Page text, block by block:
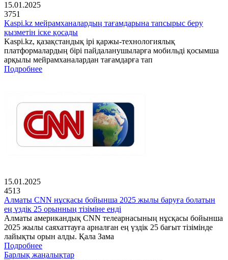
15.01.2025
3751
Kaspi.kz мейрамханалардың тағамдарына тапсырыс беру
қызметін іске қосады
Kaspi.kz, қазақстандық ірі қаржы-технологиялық
платформалардың бірі пайдаланушыларға мобильді қосымша
арқылы мейрамханалардан тағамдарға тап
Подробнее
15.01.2025
4513
Алматы CNN нұсқасы бойынша 2025 жылы баруға болатын
ең үздік 25 орынның тізіміне енді
Алматы американдық CNN телеарнасының нұсқасы бойынша
2025 жылы саяхаттауға арналған ең үздік 25 бағыт тізімінде
лайықты орын алды. Қала Зама
Подробнее
Барлық жаңалықтар